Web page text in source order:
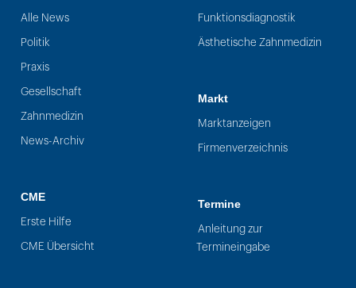
Alle News
Politik
Praxis
Gesellschaft
Zahnmedizin
News-Archiv
CME
Erste Hilfe
CME Übersicht
Funktionsdiagnostik
Ästhetische Zahnmedizin
Markt
Marktanzeigen
Firmenverzeichnis
Termine
Anleitung zur
Termineingabe